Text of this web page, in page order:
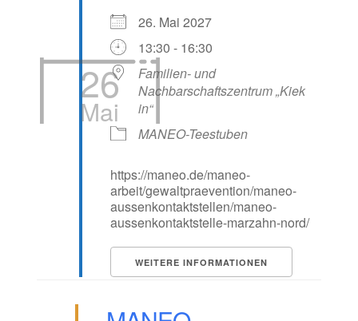
26
Mai
26. Mai 2027
13:30 - 16:30
Familien- und
Nachbarschaftszentrum „Kiek
in“
MANEO-Teestuben
https://maneo.de/maneo-
arbeit/gewaltpraevention/maneo-
aussenkontaktstellen/maneo-
aussenkontaktstelle-marzahn-nord/
WEITERE INFORMATIONEN